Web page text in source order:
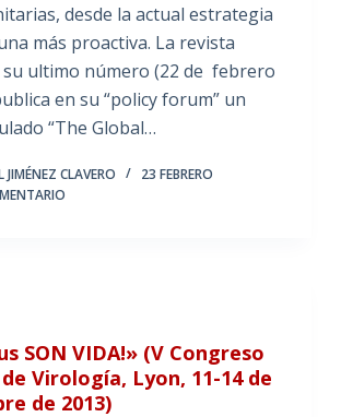
desde la actual estrategia
más proactiva. La revista
su ultimo número (22 de febrero
en su “policy forum” un
“The Global…
JIMÉNEZ CLAVERO
23 FEBRERO
SON VIDA!» (V Congreso
Virología, Lyon, 11-14 de
de 2013)